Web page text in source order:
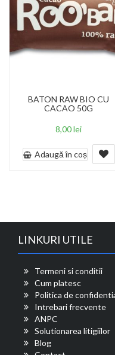
BATON RAW BIO CU
CACAO 50G
8,00lei
Adaugă în coș
LINKURI UTILE
Termeni si conditii
Cum platesc
Politica de
Intrebari frecvente
ANPC
Solutionarea litigiilor
Blog